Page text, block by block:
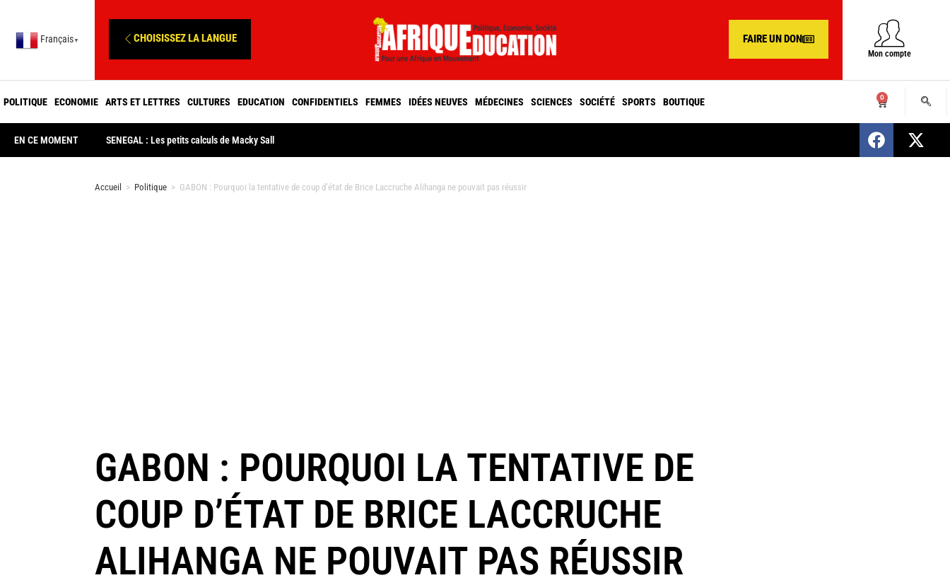
Français ▼ CHOISISSEZ LA LANGUE FAIRE UN DON
Mon compte
POLITIQUE ECONOMIE ARTS ET LETTRES CULTURES EDUCATION CONFIDENTIELS FEMMES IDÉES NEUVES MÉDECINES SCIENCES SOCIÉTÉ SPORTS BOUTIQUE 0
EN CE MOMENT SENEGAL : Les petits calculs de Macky Sall SENEGAL : Nomination d’un nouveau
Accueil > Politique > GABON : Pourquoi la tentative de coup d’état de Brice Laccruche Alihanga ne pouvait pas réussir
GABON : POURQUOI LA TENTATIVE DE
COUP D’ÉTAT DE BRICE LACCRUCHE
ALIHANGA NE POUVAIT PAS RÉUSSIR